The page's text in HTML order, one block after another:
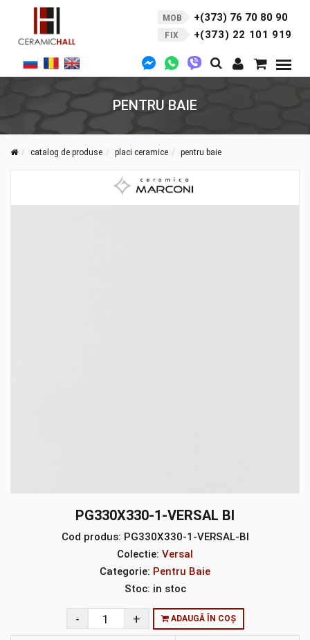
MOB +(373) 76 70 80 90
FIX +(373) 22 101 919
PENTRU BAIE
catalog de produse placi ceramice pentru baie
PG330X330-1-VERSAL BI
Cod produs: PG330X330-1-VERSAL-BI
Colectie: Versal
Categorie: Pentru Baie
Stoc: in stoc
ADAUGĂ ÎN COȘ